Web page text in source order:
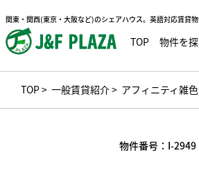
関東・関西(東京・大阪など)のシェアハウス。英語対応賃貸
TOP 物件を
TOP> 一般賃貸紹介> アフィニティ雑色
物件番号： I-2949